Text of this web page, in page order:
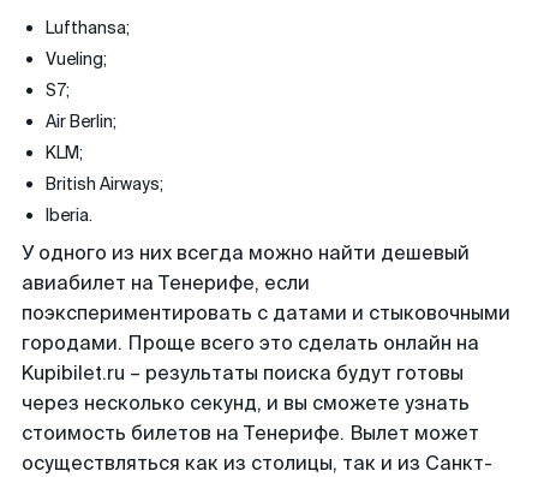
Lufthansa;
Vueling;
S7;
Air Berlin;
KLM;
British Airways;
Iberia.
У одного из них всегда можно найти дешевый
авиабилет на Тенерифе, если
поэкспериментировать с датами и стыковочными
городами. Проще всего это сделать онлайн на
Kupibilet.ru – результаты поиска будут готовы
через несколько секунд, и вы сможете узнать
стоимость билетов на Тенерифе. Вылет может
осуществляться как из столицы, так и из Санкт-